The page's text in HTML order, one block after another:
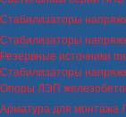
Стабилизаторы
Стабилизаторы
Резервные источники
Стабилизаторы
Опоры ЛЭП
Арматура для монтажа